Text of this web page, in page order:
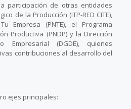
participación de otras entidades
de la Producción (ITP-RED CITE),
Empresa (PNTE), el Programa
Productiva (PNDP) y la Dirección
Empresarial (DGDE), quienes
contribuciones al desarrollo del
ejes principales: